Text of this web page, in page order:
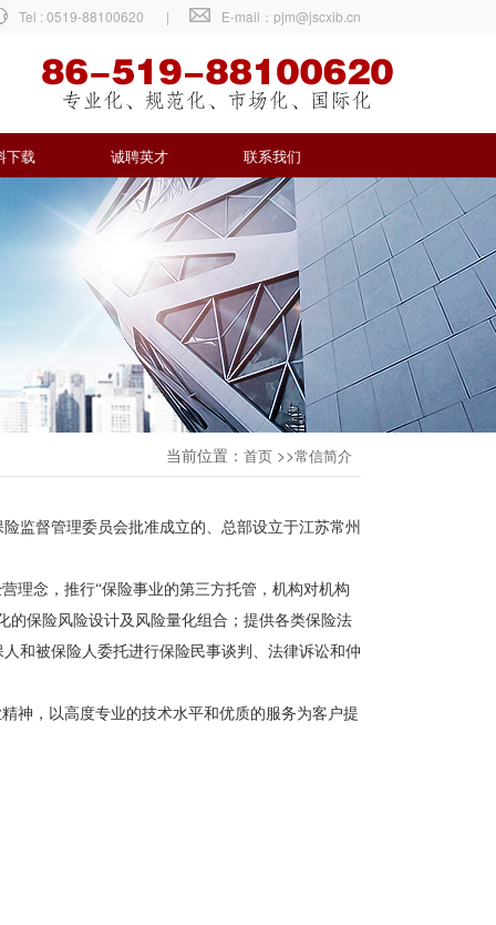
Tel : 0519-88100620 | E-mail：pjm@jscxib.cn
下载 诚聘英才 联系我们
当前位置： 首页 >>常信简介
监督管理委员会批准成立的、总部设立于江苏常州
理念，推行“保险事业的第三方托管，机构对机构
的保险风险设计及风险量化组合；提供各类保险法
和被保险人委托进行保险民事谈判、法律诉讼和仲
神，以高度专业的技术水平和优质的服务为客户提